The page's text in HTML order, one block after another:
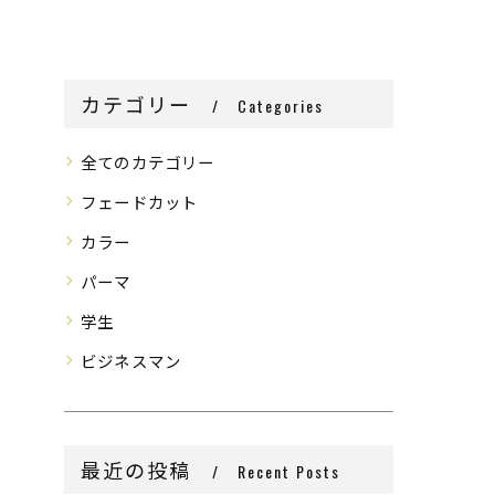
カテゴリー Categories
全てのカテゴリー
フェードカット
カラー
パーマ
学生
ビジネスマン
最近の投稿 Recent Posts